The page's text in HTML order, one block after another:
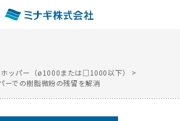
ホッパー（ø1000または□1000以下）
>
での樹脂微粉の残留を解消